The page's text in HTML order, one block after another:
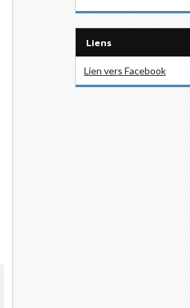
Liens
Lien vers Facebook